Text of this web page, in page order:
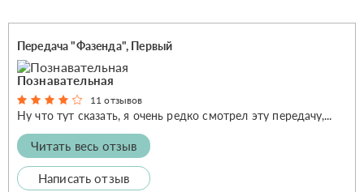
Передача "Фазенда", Первый
Познавательная
11 отзывов
Ну что тут сказать, я очень редко смотрел эту передачу,...
Читать весь отзыв
Написать отзыв